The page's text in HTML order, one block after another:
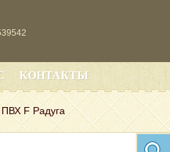
КОНТАКТЫ
F Радуга